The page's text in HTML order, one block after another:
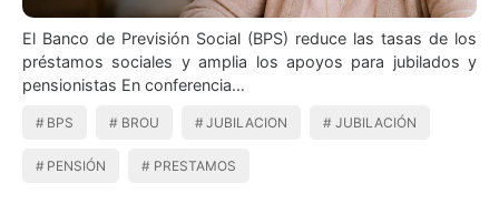
El Banco de Previsión Social (BPS) reduce las tasas de los
préstamos sociales y amplia los apoyos para jubilados y
pensionistas En conferencia…
BPS BROU JUBILACION JUBILACIÓN
PENSIÓN PRESTAMOS